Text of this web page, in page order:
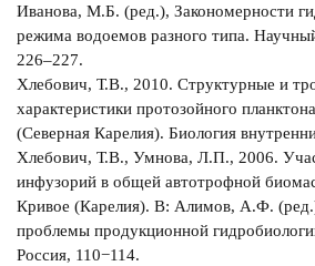
Иванова, М.Б. (ред.), Закономерности
режима водоемов разного типа.
226‒227.
Хлебович, Т.В., 2010. Структурные и
характеристики протозойного
(Северная Карелия). Биология
Хлебович, Т.В., Умнова, Л.П., 2006.
инфузорий в общей автотрофной
Кривое (Карелия). В: Алимов, А.Ф.
проблемы продукционной
Россия, 110−114.